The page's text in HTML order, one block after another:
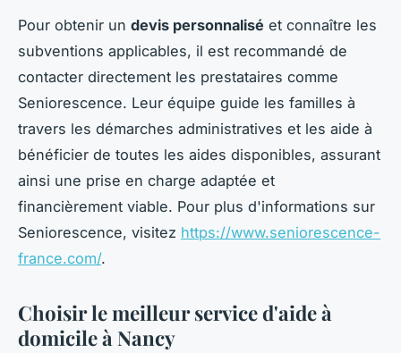
Pour obtenir un devis personnalisé et connaître les
subventions applicables, il est recommandé de
contacter directement les prestataires comme
Seniorescence. Leur équipe guide les familles à
travers les démarches administratives et les aide à
bénéficier de toutes les aides disponibles, assurant
ainsi une prise en charge adaptée et
financièrement viable. Pour plus d'informations sur
Seniorescence, visitez https://www.seniorescence-
france.com/.
Choisir le meilleur service d'aide à
domicile à Nancy